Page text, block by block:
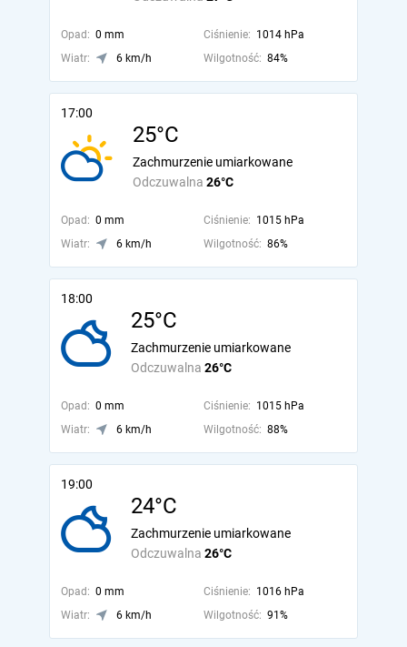
Opad: 0 mm Ciśnienie: 1014 hPa
Wiatr:
6 km/h Wilgotność: 84%
17:00
25°C
Odczuwalna 26°C
Zachmurzenie umiarkowane
Opad: 0 mm Ciśnienie: 1015 hPa
Wiatr:
6 km/h Wilgotność: 86%
18:00
25°C
Odczuwalna 26°C
Zachmurzenie umiarkowane
Opad: 0 mm Ciśnienie: 1015 hPa
Wiatr:
6 km/h Wilgotność: 88%
19:00
24°C
Odczuwalna 26°C
Zachmurzenie umiarkowane
Opad: 0 mm Ciśnienie: 1016 hPa
Wiatr:
6 km/h Wilgotność: 91%